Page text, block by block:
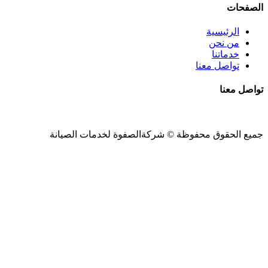
الصفحات
الرئيسية
من نحن
خدماتنا
تواصل معنا
تواصل معنا
جميع الحقوق محفوظة © شركةالصفوة لخدمات الصيانة